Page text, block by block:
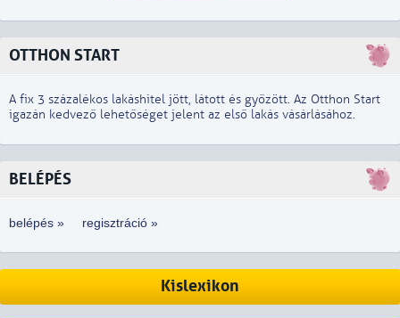
OTTHON START
A fix 3 százalékos lakáshitel jött, látott és győzött. Az Otthon Start
igazán kedvező lehetőséget jelent az első lakás vásárlásához.
BELÉPÉS
belépés » regisztráció »
Kislexikon